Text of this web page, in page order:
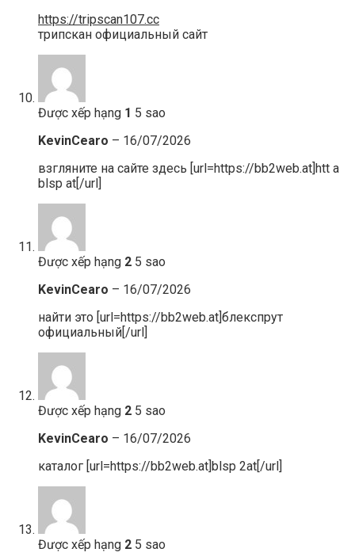
https://tripscan107.cc
трипскан официальный сайт
Được xếp hạng 1 5 sao
KevinCearo – 16/07/2026
взгляните на сайте здесь [url=https://bb2web.at]htt a
blsp at[/url]
Được xếp hạng 2 5 sao
KevinCearo – 16/07/2026
найти это [url=https://bb2web.at]блекспрут
официальный[/url]
Được xếp hạng 2 5 sao
KevinCearo – 16/07/2026
каталог [url=https://bb2web.at]blsp 2at[/url]
Được xếp hạng 2 5 sao